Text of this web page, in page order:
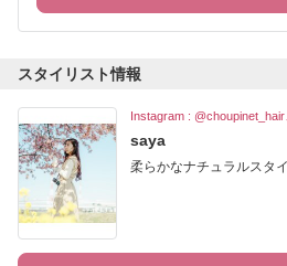
スタイリスト情報
Instagram :
saya
柔らかなナチュラルスタ